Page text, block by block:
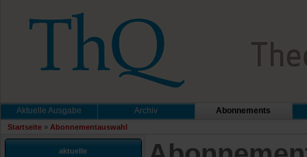
Aktuelle Ausgabe Archiv Abonnements
Startseite » Abonnementauswahl
aktuelle